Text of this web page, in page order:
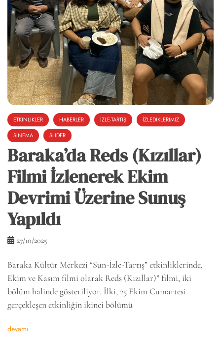
ETKINLIKLER HABERLER İZLE-TARTIŞ
İZLEDIKLERIMIZ
SINEMA
SLIDER
Baraka’da Reds (Kızıllar)
Filmi İzlenerek Ekim
Devrimi Üzerine Sunuş
Yapıldı
27/10/2025
Baraka Kültür Merkezi “Sun-İzle-Tartış” etkinliklerinde,
Ekim ve Kasım filmi olarak Reds (Kızıllar)” filmi, iki
bölüm halinde gösteriliyor. İlki, 25 Ekim Cumartesi
gerçekleşen etkinliğin ikinci bölümü
devamı